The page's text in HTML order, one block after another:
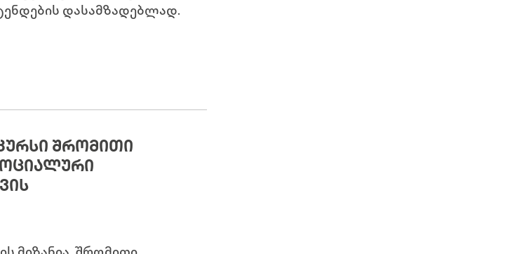
დასამზადებლად.
ᲨᲠᲝᲛᲘᲗᲘ